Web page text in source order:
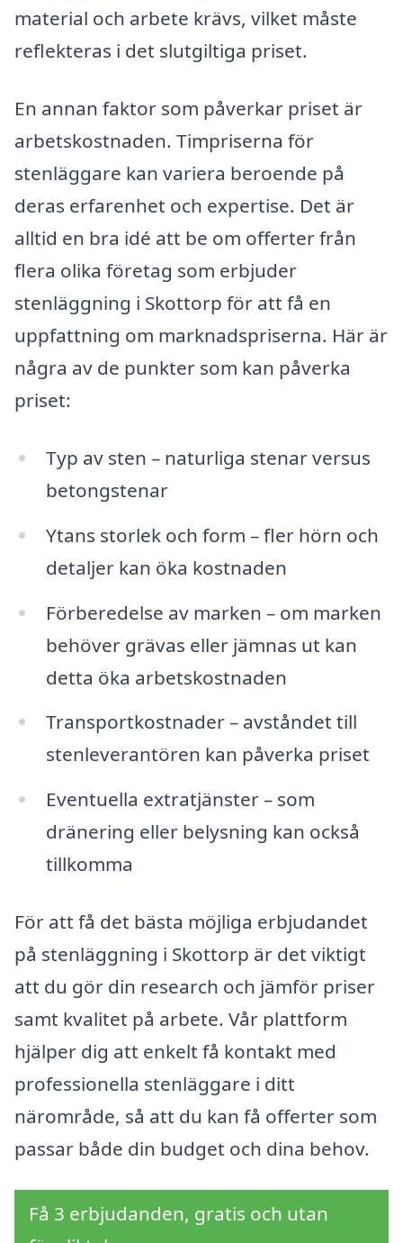
material och arbete krävs, vilket måste
reflekteras i det slutgiltiga priset.
En annan faktor som påverkar priset är
arbetskostnaden. Timpriserna för
stenläggare kan variera beroende på
deras erfarenhet och expertise. Det är
alltid en bra idé att be om offerter från
flera olika företag som erbjuder
stenläggning i Skottorp för att få en
uppfattning om marknadspriserna. Här är
några av de punkter som kan påverka
priset:
Typ av sten – naturliga stenar versus
betongstenar
Ytans storlek och form – fler hörn och
detaljer kan öka kostnaden
Förberedelse av marken – om marken
behöver grävas eller jämnas ut kan
detta öka arbetskostnaden
Transportkostnader – avståndet till
stenleverantören kan påverka priset
Eventuella extratjänster – som
dränering eller belysning kan också
tillkomma
För att få det bästa möjliga erbjudandet
på stenläggning i Skottorp är det viktigt
att du gör din research och jämför priser
samt kvalitet på arbete. Vår plattform
hjälper dig att enkelt få kontakt med
professionella stenläggare i ditt
närområde, så att du kan få offerter som
passar både din budget och dina behov.
Få 3 erbjudanden, gratis och utan